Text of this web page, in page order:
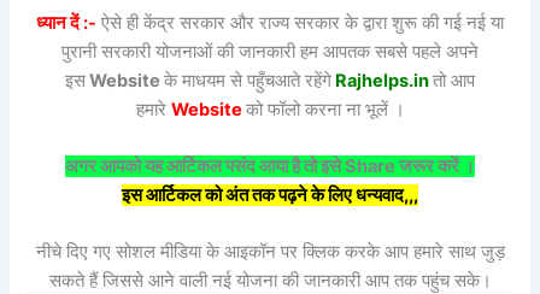
ध्यान दें :- ऐसे ही केंद्र सरकार और राज्य सरकार के द्वारा शुरू की गई नई या
पुरानी सरकारी योजनाओं की जानकारी हम आपतक सबसे पहले अपने
इसWebsite के माधयम से पहुँचआते रहेंगे Rajhelps.inतो आप
हमारे Website को फॉलो करना ना भूलें ।
अगर आपको यह आर्टिकल पसंद आया है तो इसे Share जरूर करें ।
इस आर्टिकल को अंत तक पढ़ने के लिए धन्यवाद,,,
नीचे दिए गए सोशल मीडिया के आइकॉन पर क्लिक करके आप हमारे साथ जुड़
सकते हैं जिससे आने वाली नई योजना की जानकारी आप तक पहुंच सके।